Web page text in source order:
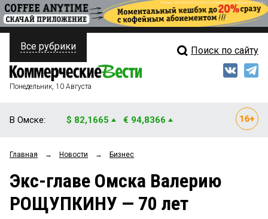
ПОЛИТИКА
ФИНАНСЫ
ОБЩЕСТВО
ЗАКОН
НОВОСТИ КОМПАНИЙ
Свежий выпуск
Рейтинги
Блоги
Все рубрики Поиск по сайту
Понедельник, 10 Августа
В Омске: $ 82,1665 € 94,8366
Главная → Новости → Бизнес
Экс-главе Омска Валерию
РОЩУПКИНУ — 70 лет